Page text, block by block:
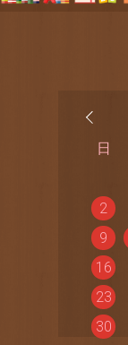
日
2
9
16
23
30